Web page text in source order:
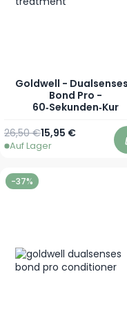
Goldwell -
Bond Pro -
60‑Sekunden‑Kur
Ab
15,95 €
Regulärer Preis
26,50 €
Auf Lager
-37%